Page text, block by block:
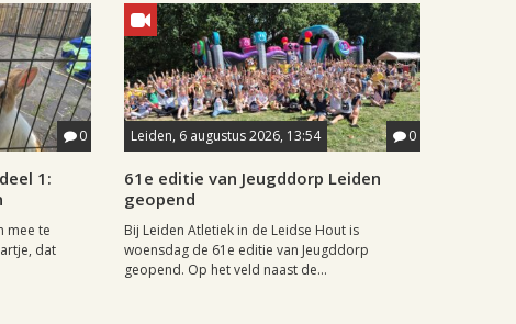
0
1:
mee te
dat
Leiden, 6 augustus 2026, 13:54 0
61e editie van Jeugddorp Leiden
geopend
Bij Leiden Atletiek in de Leidse Hout is
woensdag de 61e editie van Jeugddorp
geopend. Op het veld naast de...